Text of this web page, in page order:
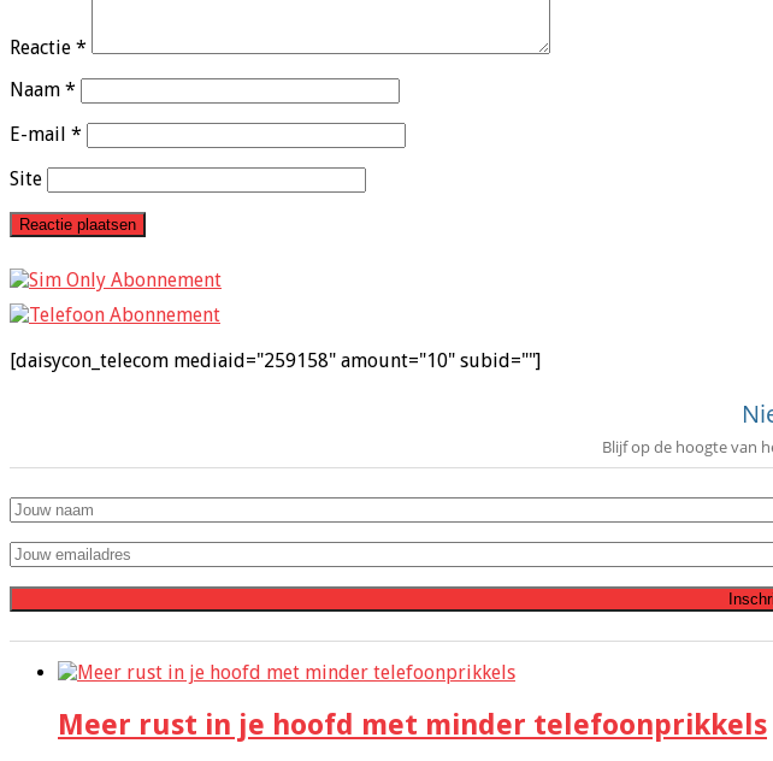
Reactie *
Naam *
E-mail *
Site
[daisycon_telecom mediaid="259158" amount="10" subid=""]
Blijf op de hoogte van
Meer rust in je hoofd met minder telefoonprikkels